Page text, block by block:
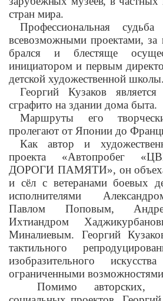
стран мира.
Профессиональная судьба
всевозможными проектами, за
брался и блестяще
инициатором и первым
детской художественной школы.
Георгий Кузаков
сграфито на здании дома быта.
Маршруты его
пролегают от Японии до
Как автор и
проекта «Автопробег
ДОРОГИ ПАМЯТИ», он
и сёл с ветеранами боевых
исполнителями
Павлом Поповым,
Ихтиандром
Миналиевым. Георгий
тактильного
изобразительного
ограниченными
Помимо авторских,